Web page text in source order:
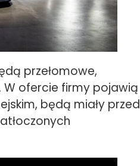
przełomowe,
ofercie firmy pojawią
będą miały przed